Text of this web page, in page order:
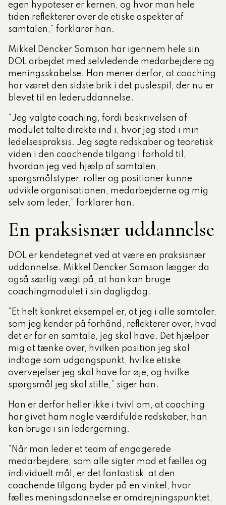
egen hypoteser er kernen, og hvor man hele
tiden reflekterer over de etiske aspekter af
samtalen,” forklarer han.
Mikkel Dencker Samson har igennem hele sin
DOL arbejdet med selvledende medarbejdere og
meningsskabelse. Han mener derfor, at coaching
har været den sidste brik i det puslespil, der nu er
blevet til en lederuddannelse.
”Jeg valgte coaching, fordi beskrivelsen af
modulet talte direkte ind i, hvor jeg stod i min
ledelsespraksis. Jeg søgte redskaber og teoretisk
viden i den coachende tilgang i forhold til,
hvordan jeg ved hjælp af samtalen,
spørgsmålstyper, roller og positioner kunne
udvikle organisationen, medarbejderne og mig
selv som leder,” forklarer han.
En praksisnær uddannelse
DOL er kendetegnet ved at være en praksisnær
uddannelse. Mikkel Dencker Samson lægger da
også særlig vægt på, at han kan bruge
coachingmodulet i sin dagligdag.
”Et helt konkret eksempel er, at jeg i alle samtaler,
som jeg kender på forhånd, reflekterer over, hvad
det er for en samtale, jeg skal have. Det hjælper
mig at tænke over, hvilken position jeg skal
indtage som udgangspunkt, hvilke etiske
overvejelser jeg skal have for øje, og hvilke
spørgsmål jeg skal stille,” siger han.
Han er derfor heller ikke i tvivl om, at coaching
har givet ham nogle værdifulde redskaber, han
kan bruge i sin ledergerning.
”Når man leder et team af engagerede
medarbejdere, som alle sigter mod et fælles og
individuelt mål, er det fantastisk, at den
coachende tilgang byder på en vinkel, hvor
fælles meningsdannelse er omdrejningspunktet,